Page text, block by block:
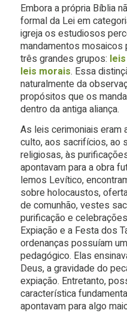
Embora a própria Bíblia
formal da Lei em
igreja os estudiosos
mandamentos
três grandes grupos:
leis morais. Essa
naturalmente da
propósitos que os
dentro da antiga aliança.
As leis cerimoniais eram
culto, aos sacrifícios, ao
religiosas, às
apontavam para a obra
lemos Levítico,
sobre holocaustos,
de comunhão, vestes
purificação e
Expiação e a Festa dos
ordenanças possuíam
pedagógico. Elas
Deus, a gravidade do
expiação. Entretanto,
característica
apontavam para algo